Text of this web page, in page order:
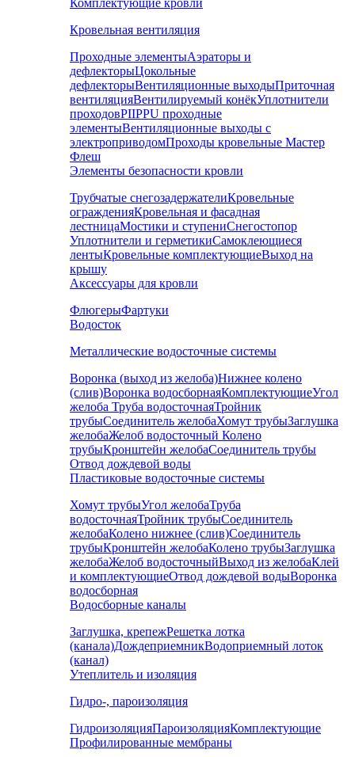
Комплектующие кровли
Кровельная вентиляция
Проходные элементыАэраторы и
дефлекторыЦокольные
дефлекторыВентиляционные выходыПриточная
вентиляцияВентилируемый конёкУплотнители
проходовPIIPPU проходные
элементыВентиляционные выходы с
электроприводомПроходы кровельные Мастер
Флеш
Элементы безопасности кровли
Трубчатые снегозадержателиКровельные
огражденияКровельная и фасадная
лестницаМостики и ступениСнегостопор
Уплотнители и герметикиСамоклеющиеся
лентыКровельные комплектующиеВыход на
крышу
Аксессуары для кровли
ФлюгерыФартуки
Водосток
Металлические водосточные системы
Воронка (выход из желоба)Нижнее колено
(слив)Воронка водосборнаяКомплектующиеУгол
желоба Труба водосточнаяТройник
трубыСоединитель желобаХомут трубыЗаглушка
желобаЖелоб водосточный Колено
трубыКронштейн желобаСоединитель трубы
Отвод дождевой воды
Пластиковые водосточные системы
Хомут трубыУгол желобаТруба
водосточнаяТройник трубыСоединитель
желобаКолено нижнее (слив)Соединитель
трубыКронштейн желобаКолено трубыЗаглушка
желобаЖелоб водосточныйВыход из желобаКлей
и комплектующиеОтвод дождевой водыВоронка
водосборная
Водосборные каналы
Заглушка, крепежРешетка лотка
(канала)ДождеприемникВодоприемный лоток
(канал)
Утеплитель и изоляция
Гидро-, пароизоляция
ГидроизоляцияПароизоляцияКомплектующие
Профилированные мембраны